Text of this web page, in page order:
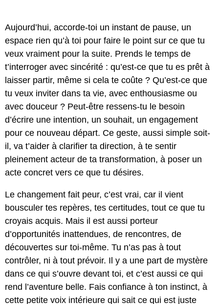
Aujourd’hui, accorde-toi un instant de pause, un
espace rien qu’à toi pour faire le point sur ce que tu
veux vraiment pour la suite. Prends le temps de
t’interroger avec sincérité : qu’est-ce que tu es prêt à
laisser partir, même si cela te coûte ? Qu’est-ce que
tu veux inviter dans ta vie, avec enthousiasme ou
avec douceur ? Peut-être ressens-tu le besoin
d’écrire une intention, un souhait, un engagement
pour ce nouveau départ. Ce geste, aussi simple soit-
il, va t’aider à clarifier ta direction, à te sentir
pleinement acteur de ta transformation, à poser un
acte concret vers ce que tu désires.
Le changement fait peur, c’est vrai, car il vient
bousculer tes repères, tes certitudes, tout ce que tu
croyais acquis. Mais il est aussi porteur
d’opportunités inattendues, de rencontres, de
découvertes sur toi-même. Tu n’as pas à tout
contrôler, ni à tout prévoir. Il y a une part de mystère
dans ce qui s’ouvre devant toi, et c’est aussi ce qui
rend l’aventure belle. Fais confiance à ton instinct, à
cette petite voix intérieure qui sait ce qui est juste